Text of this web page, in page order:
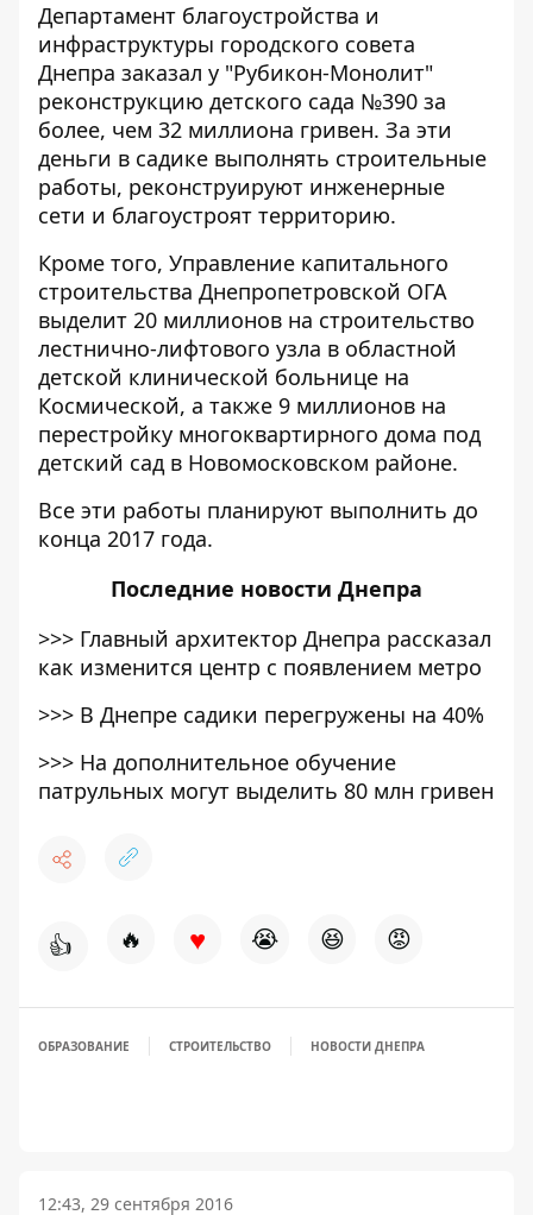
Департамент благоустройства и
инфраструктуры городского совета
Днепра заказал у "Рубикон-Монолит"
реконструкцию детского сада №390 за
более, чем 32 миллиона гривен. За эти
деньги в садике выполнять строительные
работы, реконструируют инженерные
сети и благоустроят территорию.
Кроме того, Управление капитального
строительства Днепропетровской ОГА
выделит 20 миллионов на строительство
лестнично-лифтового узла в областной
детской клинической больнице на
Космической, а также 9 миллионов на
перестройку многоквартирного дома под
детский сад в Новомосковском районе.
Все эти работы планируют выполнить до
конца 2017 года.
Последние новости Днепра
>>> Главный архитектор Днепра рассказал
как изменится центр с появлением метро
>>> В Днепре садики перегружены на 40%
>>> На дополнительное обучение
патрульных могут выделить 80 млн гривен
👍 🔥 ♥ 😭 😆 😡
ОБРАЗОВАНИЕ СТРОИТЕЛЬСТВО НОВОСТИ ДНЕПРА
12:43, 29 сентября 2016